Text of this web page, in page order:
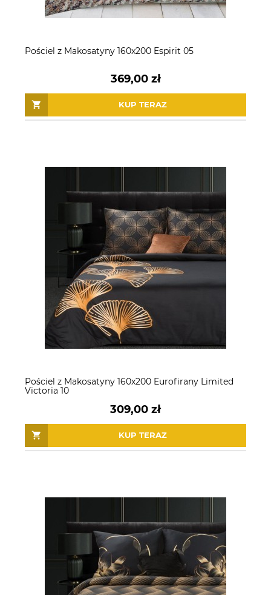
Pościel z Makosatyny 160x200 Espirit 05
369,00 zł
KUP TERAZ
Pościel z Makosatyny 160x200 Eurofirany Limited
Victoria 10
309,00 zł
KUP TERAZ